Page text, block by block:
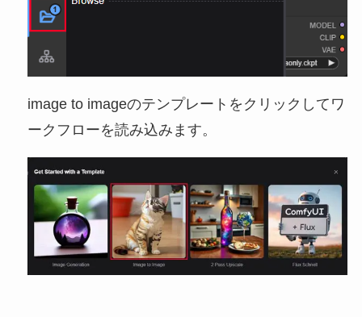
image to imageのテンプレートをクリックしてワ
ークフローを読み込みます。